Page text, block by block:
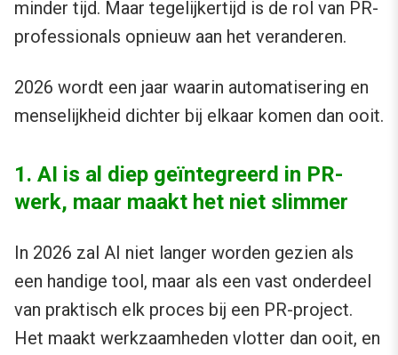
minder tijd. Maar tegelijkertijd is de rol van PR-
professionals opnieuw aan het veranderen.
2026 wordt een jaar waarin automatisering en
menselijkheid dichter bij elkaar komen dan ooit.
1. AI is al diep geïntegreerd in PR-
werk, maar maakt het niet slimmer
In 2026 zal AI niet langer worden gezien als
een handige tool, maar als een vast onderdeel
van praktisch elk proces bij een PR-project.
Het maakt werkzaamheden vlotter dan ooit, en